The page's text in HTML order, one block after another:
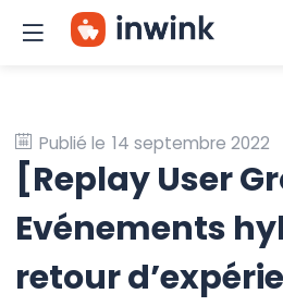
Publié le 14 septembre 2022
[Replay User
Evénements
retour